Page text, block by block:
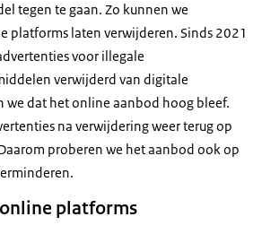
tegen te gaan. Zo kunnen we
platforms laten verwijderen. Sinds 2021
voor illegale
verwijderd van digitale
we dat het online aanbod hoog bleef.
na verwijdering weer terug op
proberen we het aanbod ook op
platforms